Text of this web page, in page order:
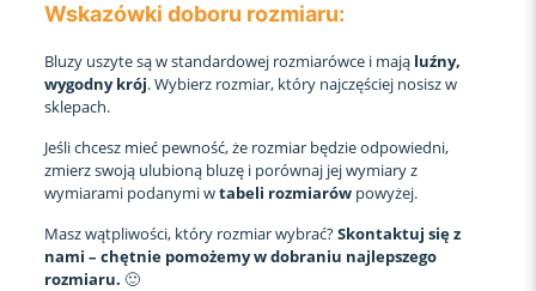
Wskazówki doboru rozmiaru:
Bluzy uszyte są w standardowej rozmiarówce i mają luźny,
wygodny krój. Wybierz rozmiar, który najczęściej nosisz w
sklepach.
Jeśli chcesz mieć pewność, że rozmiar będzie odpowiedni,
zmierz swoją ulubioną bluzę i porównaj jej wymiary z
wymiarami podanymi wtabeli rozmiarówpowyżej.
Masz wątpliwości, który rozmiar wybrać?Skontaktuj się z
nami – chętnie pomożemy w dobraniu najlepszego
rozmiaru. 🙂